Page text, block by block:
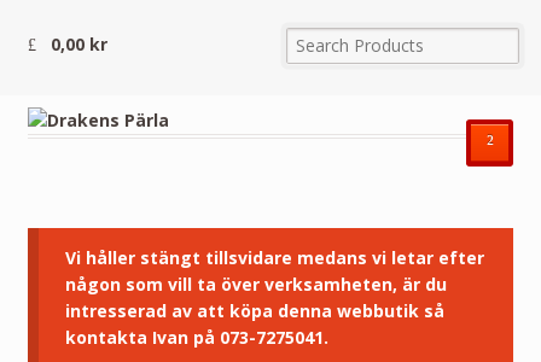
0,00 kr
²
Vi håller stängt tillsvidare medans vi letar efter
någon som vill ta över verksamheten, är du
intresserad av att köpa denna webbutik så
kontakta Ivan på 073-7275041.